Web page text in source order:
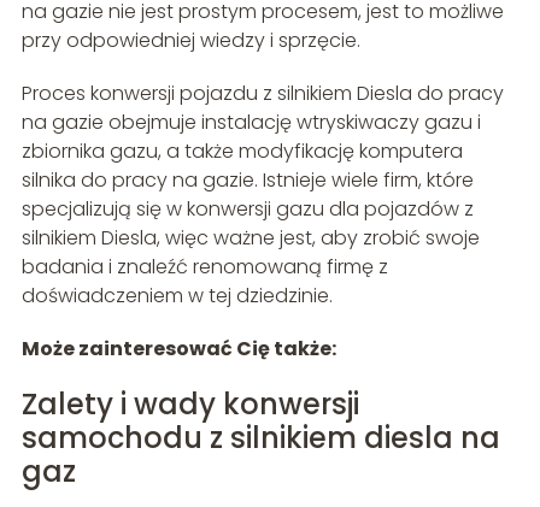
na gazie nie jest prostym procesem, jest to możliwe
przy odpowiedniej wiedzy i sprzęcie.
Proces konwersji pojazdu z silnikiem Diesla do pracy
na gazie obejmuje instalację wtryskiwaczy gazu i
zbiornika gazu, a także modyfikację komputera
silnika do pracy na gazie. Istnieje wiele firm, które
specjalizują się w konwersji gazu dla pojazdów z
silnikiem Diesla, więc ważne jest, aby zrobić swoje
badania i znaleźć renomowaną firmę z
doświadczeniem w tej dziedzinie.
Może zainteresować Cię także:
Zalety i wady konwersji
samochodu z silnikiem diesla na
gaz